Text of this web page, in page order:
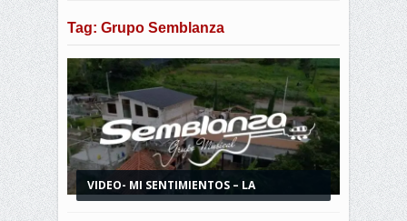
Tag: Grupo Semblanza
VIDEO- MI SENTIMIENTOS – LA